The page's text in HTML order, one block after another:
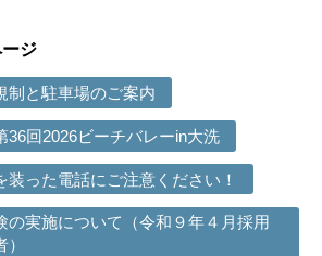
ジ
制と駐車場のご案内
36回2026ビーチバレーin大洗
装った電話にご注意ください！
の実施について（令和９年４月採用